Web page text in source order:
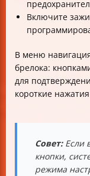
Включите
В меню
брелока:
для
короткие
Совет:Если
кнопки,
режима